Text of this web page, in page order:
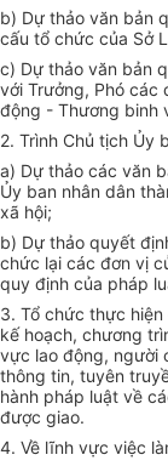
b) Dự thảo văn bản
cấu tổ chức của Sở
c) Dự thảo văn bản
với Trưởng, Phó các
động - Thương binh
2. Trình Chủ tịch Ủy
a) Dự thảo các văn
Ủy ban nhân dân
xã hội;
b) Dự thảo quyết
chức lại các đơn vị
quy định của pháp
3. Tổ chức thực
kế hoạch, chương
vực lao động, người
thông tin, tuyên
hành pháp luật về
được giao.
4. Về lĩnh vực việc